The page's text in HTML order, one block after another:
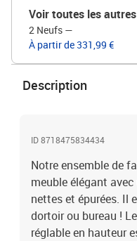
Voir toutes les
2 Neufs —
À partir de 331,99 €
Description
ID 8718475834434
Notre ensemble de
meuble élégant
nettes et épurées. Il
dortoir ou bureau !
réglable en hauteur